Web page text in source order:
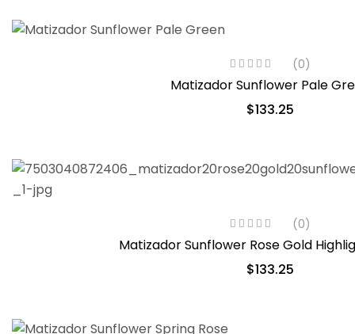
(0)
Matizador Sunflower Pale
$133.25
(0)
Matizador Sunflower Rose Gold
$133.25